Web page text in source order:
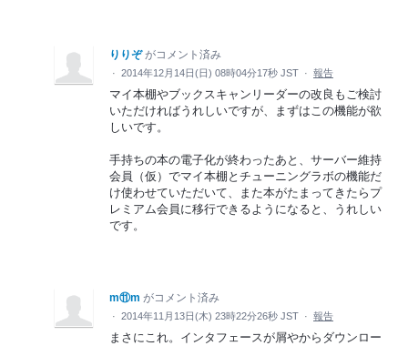
りりぞ がコメント済み
· 2014年12月14日(日) 08時04分17秒 JST · 報告
マイ本棚やブックスキャンリーダーの改良もご検討
いただければうれしいですが、まずはこの機能が欲
しいです。
手持ちの本の電子化が終わったあと、サーバー維持
会員（仮）でマイ本棚とチューニングラボの機能だ
け使わせていただいて、また本がたまってきたらプ
レミアム会員に移行できるようになると、うれしい
です。
m⑪m がコメント済み
· 2014年11月13日(木) 23時22分26秒 JST · 報告
まさにこれ。インタフェースが屑やからダウンロー